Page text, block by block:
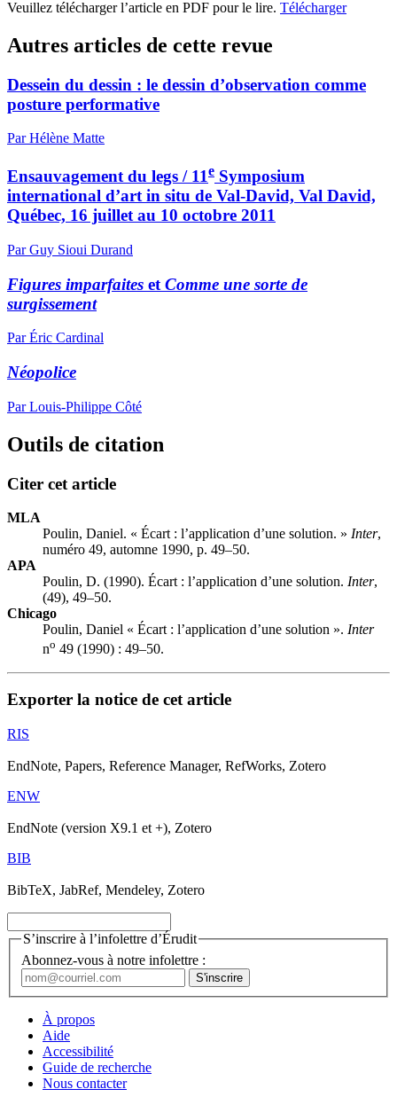
Veuillez télécharger l’article en PDF pour le lire. Télécharger
Autres articles de cette revue
Dessein du dessin : le dessin d’observation comme
posture performative
Par Hélène Matte
Ensauvagement du legs / 11e Symposium
international d’art in situ de Val-David, Val David,
Québec, 16 juillet au 10 octobre 2011
Par Guy Sioui Durand
Figures imparfaites et Comme une sorte de
surgissement
Par Éric Cardinal
Néopolice
Par Louis-Philippe Côté
Outils de citation
Citer cet article
MLA
Poulin, Daniel. « Écart : l’application d’une solution. » Inter,
numéro 49, automne 1990, p. 49–50.
APA
Poulin, D. (1990). Écart : l’application d’une solution. Inter,
(49), 49–50.
Chicago
Poulin, Daniel « Écart : l’application d’une solution ». Inter
no 49 (1990) : 49–50.
Exporter la notice de cet article
RIS
EndNote, Papers, Reference Manager, RefWorks, Zotero
ENW
EndNote (version X9.1 et +), Zotero
BIB
BibTeX, JabRef, Mendeley, Zotero
S’inscrire à l’infolettre d’Érudit
Abonnez-vous à notre infolettre :
À propos
Aide
Accessibilité
Guide de recherche
Nous contacter